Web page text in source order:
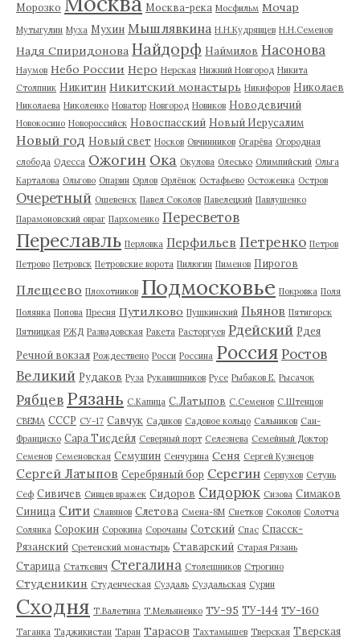
Морозко Москва-река Мосфильм Мочар
Мутыгулин Муха Мухин Мышлявкина Н.Н.Кудрявцев Н.Н.Семенов
Надя Спиридонова Найдорф Наймилов Насонова
Наумов Небо России Неро Нерская Нижний Новгород Никита
Столпник Никитин Никитский монастырь Никифоров Николаев
Николаева Николенко Новатор Новгород Новиков Новодевичий
Новокосино Новороссийск Новоспасский Новый Иерусалим
Новый год Новый свет Носков Овчинников Огарёва Огородная
слобода Одесса Ожогин Ока Окулова Олесько Олимпийский Ольга
Карталова Ольгово Опарин Орлов Орлёнок Остафьево Остоженка Остров
Очеретный Ошевенск Павел Соколов Павелецкий Павлушенко
Парамоновский овраг Пархоменко Пересветов
Переславль Перловка Перфильев Петренко Петров
Петрово Петровск Петровские ворота Пилюгин Пименов Пирогов
Плещеево Плохотников Подмосковье Покровка Поля
Полянка Попова Пресня Путилково Пушкинский Пьянов Пятигорск
Пятницкая РЖД Развадовская Ракета Расторгуев Рдейский Рдея
Речной вокзал Рождествено Росси Россина Россия Ростов
Великий Рудаков Руза Рукавишников Русе Рыбаков Е. Рысачок
Рябцев Рязань С.Капица С.Латыпов С.Семенов С.Штенцов
СВЕМА СССР СУ-17 Савчук Садиков Садовое кольцо Сальников Сан-
Франциско Сара Тисдейл Северный порт Селезнева Семейный Доктор
Семенов Семеновская Семушин Сенчурина Сеня Сергей Кузнецов
Сергей Латыпов Серебряный бор Серегин Серпухов Сетунь
Сеф Сивичев Сивцев вражек Сидоров Сидорюк Сизова Симаков
Синица Сити Славянов Слетова Смена-8М Снетков Соколов Солотча
Солянка Сорокин Сорокина Сорочаны Сотский Спас Спасск-
Рязанский Сретенский монастырь Ставарский Старая Рязань
Старица Статкевич Стегалина Столешников Строгино
Студеникин Студенческая Суздаль Суздальская Сурин
Сходня Т.Валетина Т.Мельяненко ТУ-95 ТУ-144 ТУ-160
Таганка Таджикистан Таран Тарасов Тахтамышев Тверская Тверская